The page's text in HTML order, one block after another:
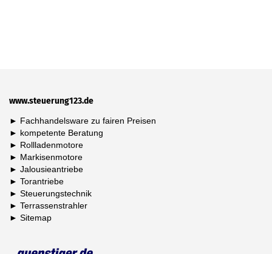
www.steuerung123.de
► Fachhandelsware zu fairen Preisen
► kompetente Beratung
► Rollladenmotore
► Markisenmotore
► Jalousieantriebe
► Torantriebe
► Steuerungstechnik
► Terrassenstrahler
► Sitemap